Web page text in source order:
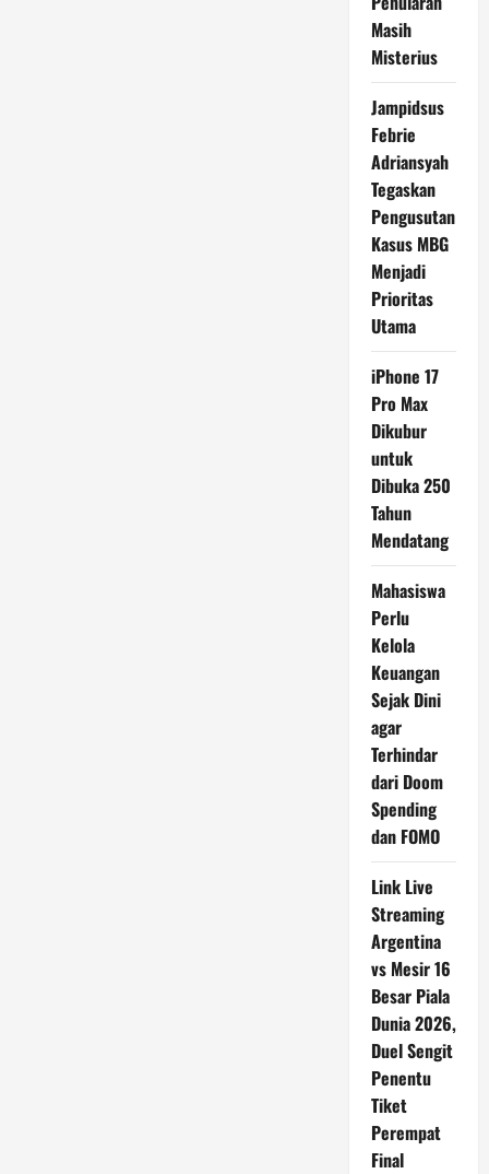
Masih
Misterius
Jampidsus
Febrie
Adriansyah
Tegaskan
Pengusutan
Kasus MBG
Menjadi
Prioritas
Utama
iPhone 17
Pro Max
Dikubur
untuk
Dibuka 250
Tahun
Mendatang
Mahasiswa
Perlu
Kelola
Keuangan
Sejak Dini
agar
Terhindar
dari Doom
Spending
dan FOMO
Link Live
Streaming
Argentina
vs Mesir 16
Besar Piala
Dunia 2026,
Duel Sengit
Penentu
Tiket
Perempat
Final